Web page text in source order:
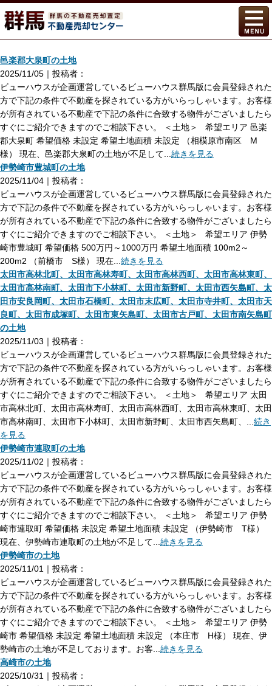
邑楽郡大泉町の土地
2025/11/05｜投稿者：
ビューハウスが企画運営しているビューハウス群馬版に会員登録された
方で下記の条件で不動産を探されている方がいらっしゃいます。お客様
が所有されている不動産で下記の条件に合致する物件がございましたら
すぐにご紹介できますのでご相談下さい。 ＜土地＞ 希望エリア 邑楽
郡大泉町 希望価格 未設定 希望土地面積 未設定 （相模原市南区 M
様） 現在、邑楽郡大泉町の土地が不足して... 続きを見る
伊勢崎市豊城町の土地
2025/11/04｜投稿者：
ビューハウスが企画運営しているビューハウス群馬版に会員登録された
方で下記の条件で不動産を探されている方がいらっしゃいます。お客様
が所有されている不動産で下記の条件に合致する物件がございましたら
すぐにご紹介できますのでご相談下さい。 ＜土地＞ 希望エリア 伊勢
崎市豊城町 希望価格 500万円～1000万円 希望土地面積 100m2～
200m2 （前橋市 S様） 現在... 続きを見る
太田市高林北町、太田市高林寿町、太田市高林西町、太田市高林東町、
太田市高林南町、太田市下小林町、太田市新野町、太田市西矢島町、太
田市安良岡町、太田市石橋町、太田市末広町、太田市寺井町、太田市天
良町、太田市成塚町、太田市東矢島町、太田市古戸町、太田市南矢島町
の土地
2025/11/03｜投稿者：
ビューハウスが企画運営しているビューハウス群馬版に会員登録された
方で下記の条件で不動産を探されている方がいらっしゃいます。お客様
が所有されている不動産で下記の条件に合致する物件がございましたら
すぐにご紹介できますのでご相談下さい。 ＜土地＞ 希望エリア 太田
市高林北町、太田市高林寿町、太田市高林西町、太田市高林東町、太田
市高林南町、太田市下小林町、太田市新野町、太田市西矢島町、... 続き
を見る
伊勢崎市連取町の土地
2025/11/02｜投稿者：
ビューハウスが企画運営しているビューハウス群馬版に会員登録された
方で下記の条件で不動産を探されている方がいらっしゃいます。お客様
が所有されている不動産で下記の条件に合致する物件がございましたら
すぐにご紹介できますのでご相談下さい。 ＜土地＞ 希望エリア 伊勢
崎市連取町 希望価格 未設定 希望土地面積 未設定 （伊勢崎市 T様）
現在、伊勢崎市連取町の土地が不足して... 続きを見る
伊勢崎市の土地
2025/11/01｜投稿者：
ビューハウスが企画運営しているビューハウス群馬版に会員登録された
方で下記の条件で不動産を探されている方がいらっしゃいます。お客様
が所有されている不動産で下記の条件に合致する物件がございましたら
すぐにご紹介できますのでご相談下さい。 ＜土地＞ 希望エリア 伊勢
崎市 希望価格 未設定 希望土地面積 未設定 （本庄市 H様） 現在、伊
勢崎市の土地が不足しております。お客... 続きを見る
高崎市の土地
2025/10/31｜投稿者：